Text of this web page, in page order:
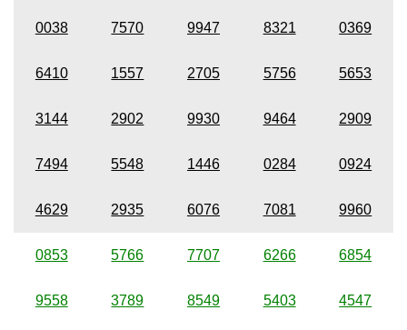
0038 7570 9947 8321 0369
6410 1557 2705 5756 5653
3144 2902 9930 9464 2909
7494 5548 1446 0284 0924
4629 2935 6076 7081 9960
0853 5766 7707 6266 6854
9558 3789 8549 5403 4547